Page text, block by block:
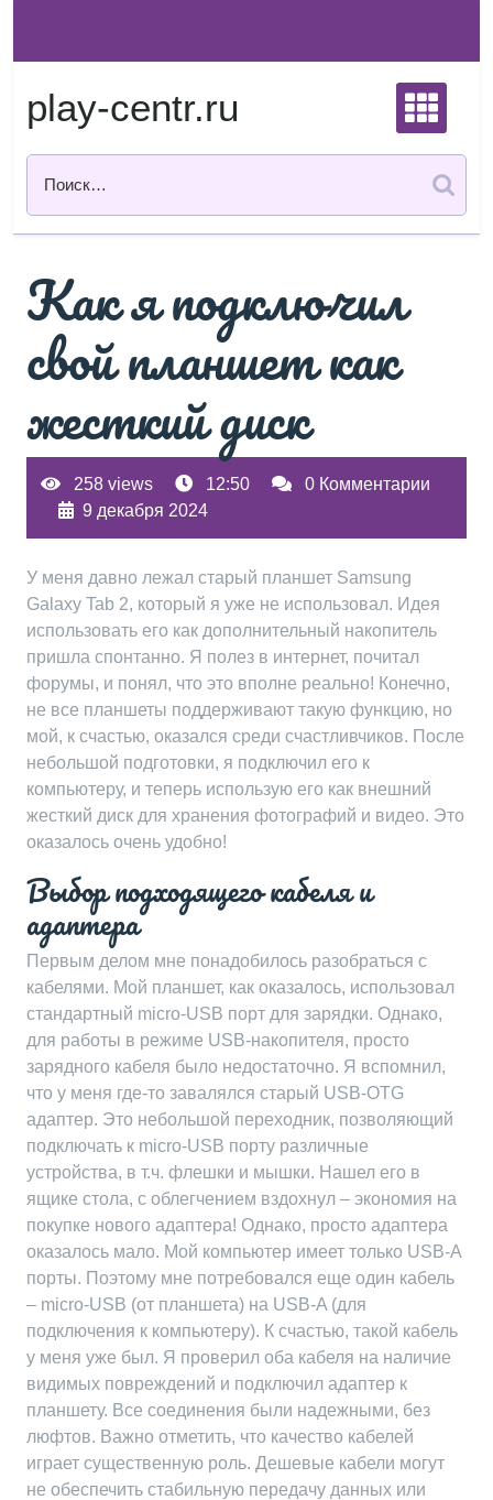
содержимому
play-centr.ru
Как я подключил
свой планшет как
жесткий диск
258 views 12:50
0 Комментарии
9 декабря 2024
У меня давно лежал старый планшет Samsung
Galaxy Tab 2, который я уже не использовал. Идея
использовать его как дополнительный накопитель
пришла спонтанно. Я полез в интернет, почитал
форумы, и понял, что это вполне реально! Конечно,
не все планшеты поддерживают такую функцию, но
мой, к счастью, оказался среди счастливчиков. После
небольшой подготовки, я подключил его к
компьютеру, и теперь использую его как внешний
жесткий диск для хранения фотографий и видео. Это
оказалось очень удобно!
Выбор подходящего кабеля и
адаптера
Первым делом мне понадобилось разобраться с
кабелями. Мой планшет, как оказалось, использовал
стандартный micro-USB порт для зарядки. Однако,
для работы в режиме USB-накопителя, просто
зарядного кабеля было недостаточно. Я вспомнил,
что у меня где-то завалялся старый USB-OTG
адаптер. Это небольшой переходник, позволяющий
подключать к micro-USB порту различные
устройства, в т.ч. флешки и мышки. Нашел его в
ящике стола, с облегчением вздохнул – экономия на
покупке нового адаптера! Однако, просто адаптера
оказалось мало. Мой компьютер имеет только USB-A
порты. Поэтому мне потребовался еще один кабель
– micro-USB (от планшета) на USB-A (для
подключения к компьютеру). К счастью, такой кабель
у меня уже был. Я проверил оба кабеля на наличие
видимых повреждений и подключил адаптер к
планшету. Все соединения были надежными, без
люфтов. Важно отметить, что качество кабелей
играет существенную роль. Дешевые кабели могут
не обеспечить стабильную передачу данных или